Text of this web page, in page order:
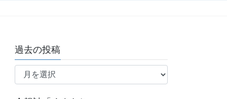
過去の投稿
過